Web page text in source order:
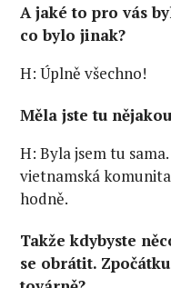
A jaké to pro vás
co bylo jinak?
H: Úplně všechno!
Měla jste tu
H: Byla jsem tu
vietnamská
hodně.
Takže kdybyste
se obrátit.